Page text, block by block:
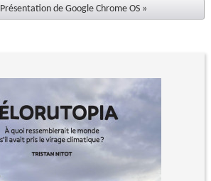
Présentation de Google Chrome OS »